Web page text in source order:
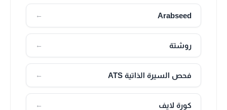
Arabseed
←
روشتة ←
فحص السيرة الذاتية ATS ←
كورة لايف ←